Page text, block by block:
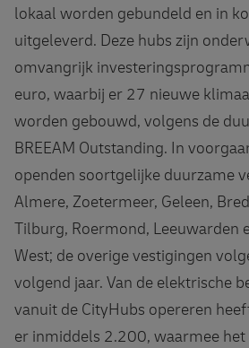
lokaal worden gebundeld en in
uitgeleverd. Deze hubs zijn
omvangrijk
euro, waarbij er 27 nieuwe
worden gebouwd, volgens de
BREEAM Outstanding. In
openden soortgelijke duurzame
Almere, Zoetermeer, Geleen,
Tilburg, Roermond, Leeuwarden
West; de overige vestigingen
volgend jaar. Van de elektrische
vanuit de CityHubs opereren
er inmiddels 2.200, waarmee